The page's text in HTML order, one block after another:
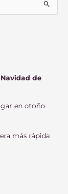
de
en otoño
más rápida